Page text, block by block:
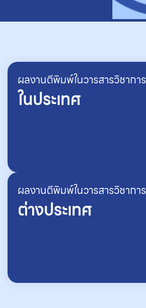
ผลงานตีพิมพ์ในวารสารวิชาการ
ในประเทศ
ผลงานตีพิมพ์ในวารสารวิชาการ
ต่างประเทศ